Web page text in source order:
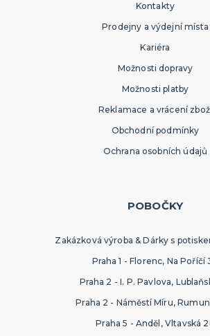
Kontakty
Prodejny a výdejní místa
Kariéra
Možnosti dopravy
Možnosti platby
Reklamace a vrácení
Obchodní podmínky
Ochrana osobních údajů
POBOČKY
Zakázková výroba & Dárky s
Praha 1 - Florenc, Na Poříčí
Praha 2 - I. P. Pavlova,
Praha 2 - Náměstí Míru,
Praha 5 - Anděl, Vltavská